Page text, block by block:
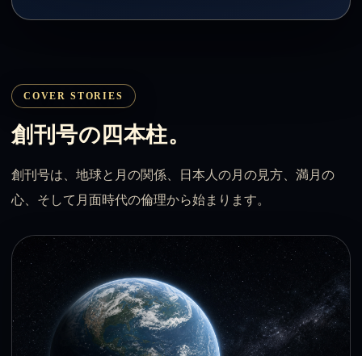
COVER STORIES
創刊号の四本柱。
創刊号は、地球と月の関係、日本人の月の見方、満月の
心、そして月面時代の倫理から始まります。